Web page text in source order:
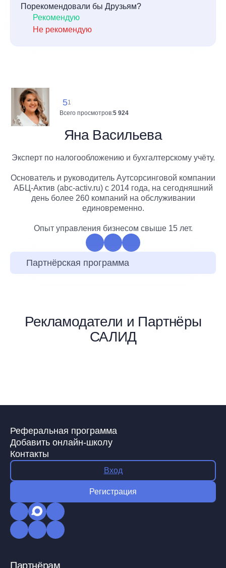
Порекомендовали бы Друзьям?
Рекомендую
Не рекомендую
51
Всего просмотров:5 924
Яна Васильева
Эксперт по налогообложению и бухгалтерскому учёту.
Основатель и руководитель Аутсорсинговой компании
АБЦ-Актив (abc-activ.ru) c 2014 года, на сегодняшний
день более 260 компаний на обслуживании
единовременно.
Опыт управления бизнесом свыше 15 лет.
Партнёрская программа
Рекламодатели и Партнёры
САЛИД
Реферальная программа
Добавить онлайн-школу
Контакты
Вход
Регистрация
Партнёрам